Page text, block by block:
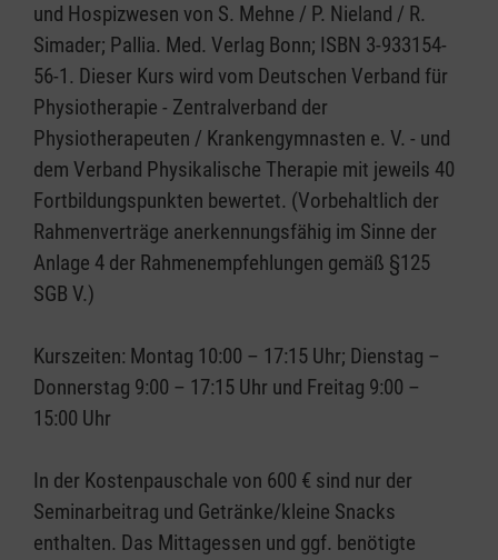
und Hospizwesen von S. Mehne / P. Nieland / R.
Simader; Pallia. Med. Verlag Bonn; ISBN 3-933154-
56-1. Dieser Kurs wird vom Deutschen Verband für
Physiotherapie - Zentralverband der
Physiotherapeuten / Krankengymnasten e. V. - und
dem Verband Physikalische Therapie mit jeweils 40
Fortbildungspunkten bewertet. (Vorbehaltlich der
Rahmenverträge anerkennungsfähig im Sinne der
Anlage 4 der Rahmenempfehlungen gemäß §125
SGB V.)
Kurszeiten: Montag 10:00 – 17:15 Uhr; Dienstag –
Donnerstag 9:00 – 17:15 Uhr und Freitag 9:00 –
15:00 Uhr
In der Kostenpauschale von 600 € sind nur der
Seminarbeitrag und Getränke/kleine Snacks
enthalten. Das Mittagessen und ggf. benötigte